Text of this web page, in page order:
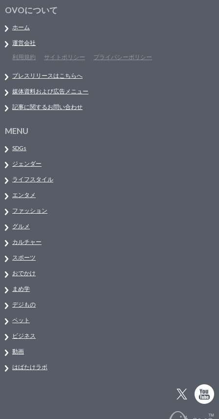
OVOについて
ホーム
運営会社
利用規約
サイトポリシー プライバシーポリシー
プレスリリースはこちらへ
媒体資料および広告メニュー
記事に関するお問い合わせ
MENU
SDGs
ジェンダー
ライフスタイル
エンタメ
ファッション
グルメ
カルチャー
スポーツ
おでかけ
まめ学
デジもの
ペット
ビジネス
動画
はばたけラボ